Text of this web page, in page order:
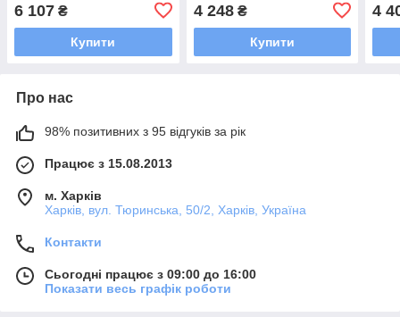
6 107 ₴
Купити
4 248₴
Купити
4
Про нас
98% позитивних з 95 відгуків за рік
Працює з 15.08.2013
м. Харків
Харків, вул. Тюринська, 50/2, Харків, Україна
Контакти
Сьогодні працює з 09:00 до 16:00
Показати весь графік роботи